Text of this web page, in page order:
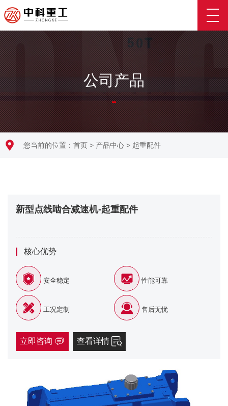
公司产品
您当前的位置： 首页 > 产品中心 > 起重配件
新型点线啮合减速机-起重配件
核心优势
安全稳定 性能可靠
工况定制 售后无忧
立即咨询 查看详情